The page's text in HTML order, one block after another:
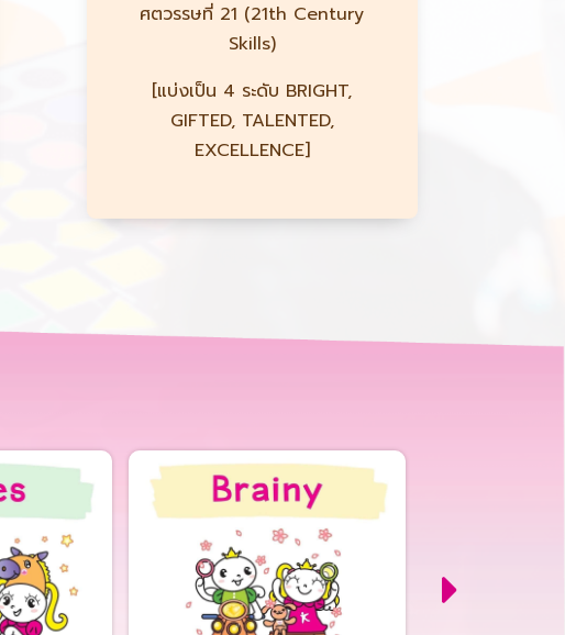
ศตวรรษที่ 21 (21th Century
Skills)
[แบ่งเป็น 4 ระดับ BRIGHT,
GIFTED, TALENTED,
EXCELLENCE]